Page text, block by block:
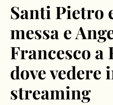
Santi Pietro
messa e
Francesco
dove vedere
streaming